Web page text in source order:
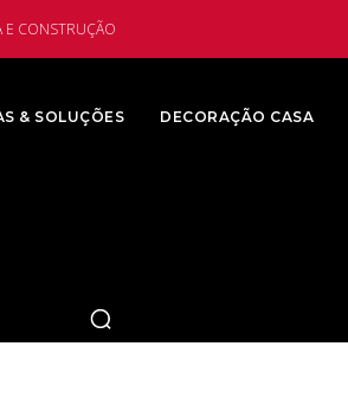
E CONSTRUÇÃO
& SOLUÇÕES DECORAÇÃO CASA